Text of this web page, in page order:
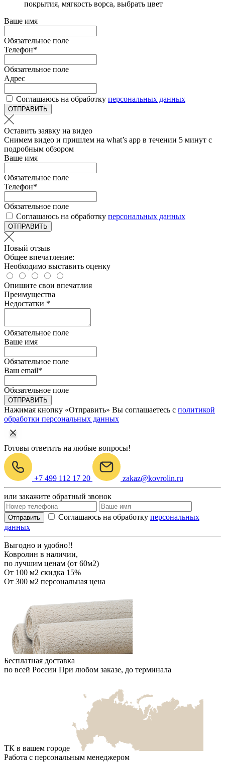
покрытия, мягкость ворса, выбрать цвет
Ваше имя
Обязательное поле
Телефон*
Обязательное поле
Адрес
Соглашаюсь на обработку персональных данных
ОТПРАВИТЬ
Оставить заявку на видео
Снимем видео и пришлем на what’s app в течении 5 минут с
подробным обзором
Ваше имя
Обязательное поле
Телефон*
Обязательное поле
Соглашаюсь на обработку персональных данных
ОТПРАВИТЬ
Новый отзыв
Общее впечатление:
Необходимо выставить оценку
Опишите свои впечатлия
Преимущества
Недостатки *
Обязательное поле
Ваше имя
Обязательное поле
Ваш email*
Обязательное поле
ОТПРАВИТЬ
Нажимая кнопку «Отправить» Вы соглашаетесь с политикой
обработки персональных данных
Готовы ответить на любые вопросы!
+7 499 112 17 20 zakaz@kovrolin.ru
или закажите обратный звонок
Отправить Соглашаюсь на обработку персональных
данных
Выгодно и удобно!!
Ковролин в наличии,
по лучшим ценам (от 60м2)
От 100 м2 скидка 15%
От 300 м2 персональная цена
Бесплатная доставка
по всей России При любом заказе, до терминала
ТК в вашем городе
Работа с персональным менеджером